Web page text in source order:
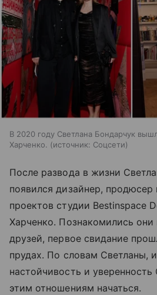
В 2020 году Светлана Бондарчук
Харченко.
источник: Соцсети
После развода в жизни
появился дизайнер, продюсер
проектов студии Bestinspace
Харченко. Познакомились
друзей, первое свидание
прудах. По словам Светланы,
настойчивость и уверенность
этим отношениям начаться.